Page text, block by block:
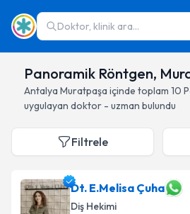
Doktor, klinik ara...
Panoramik Röntgen,
Antalya Muratpaşa içinde toplam 10
uygulayan doktor - uzman bulundu
Filtrele
Dt. E.Melisa Çuha
Diş Hekimi